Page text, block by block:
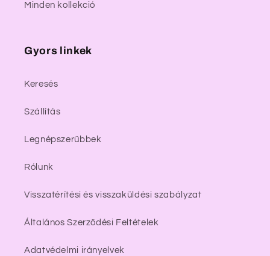
Minden kollekció
Gyors linkek
Keresés
Szállítás
Legnépszerűbbek
Rólunk
Visszatérítési és visszaküldési szabályzat
Általános Szerződési Feltételek
Adatvédelmi irányelvek